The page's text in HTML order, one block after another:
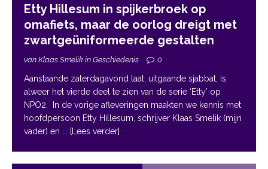
Etty Hillesum in spijkerbroek op
omafiets, maar de oorlog dreigt met
zwartgeüniformeerde gestalten
van Klaas Smelik in Geschiedenis 0
Aanstaande zaterdagavond laat, uitgaande sjabbat, is
alweer het vierde deel te zien van de serie ‘Etty’ op
NPO2. In de vorige afleveringen maakten we kennis met
hoofdpersoon Etty Hillesum, schrijver Klaas Smelik (mijn
vader) en
... [Lees verder]